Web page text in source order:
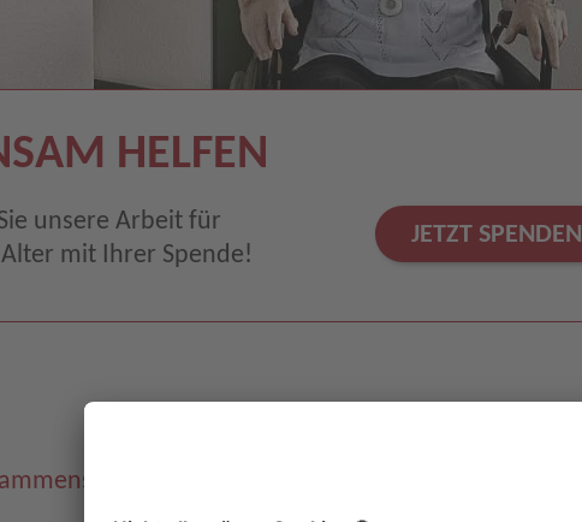
HELFEN
unsere Arbeit für
mit Ihrer Spende!
JETZT SPENDEN
der Pflegekosten